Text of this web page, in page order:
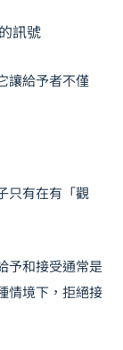
訊號
讓給予者不僅
只有在有「觀
予和接受通常是
情境下，拒絕接